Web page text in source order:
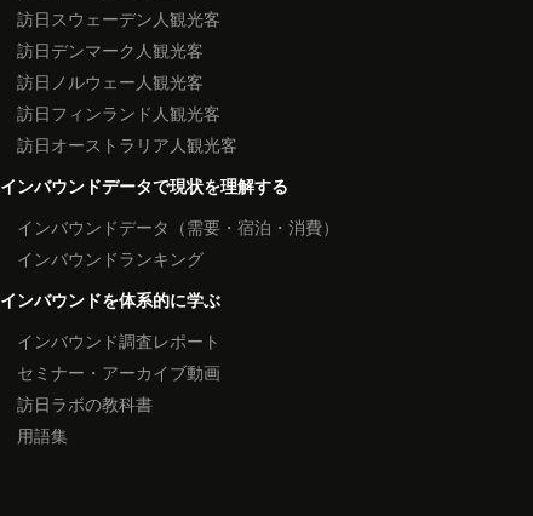
訪日スウェーデン人観光客
訪日デンマーク人観光客
訪日ノルウェー人観光客
訪日フィンランド人観光客
訪日オーストラリア人観光客
インバウンドデータで現状を理解する
インバウンドデータ（需要・宿泊・消費）
インバウンドランキング
インバウンドを体系的に学ぶ
インバウンド調査レポート
セミナー・アーカイブ動画
訪日ラボの教科書
用語集